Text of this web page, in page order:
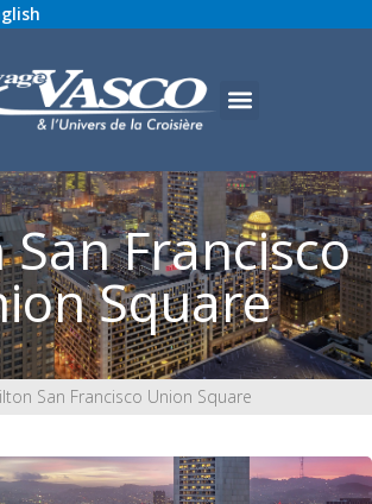
Francisco
Square
San Francisco Union Square